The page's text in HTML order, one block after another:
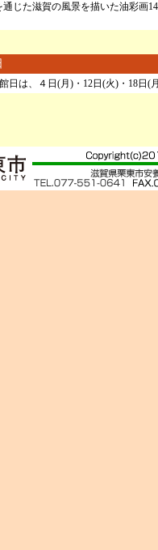
通じた滋賀の風景を描いた油彩画
日は、４日(月)・12日(火)・18日(